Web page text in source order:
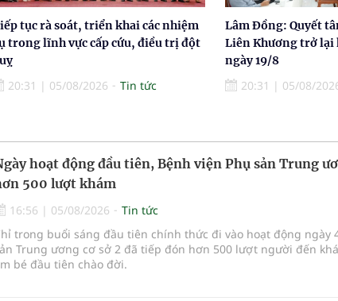
tục rà soát, triển khai các nhiệm
trong lĩnh vực cấp cứu, điều trị đột
20:31 | 05/08/2026 Tin tức
Lâm Đồng: Quyết
Liên Khương trở lại
ngày 19/8
20:31 | 05/08/
hoạt động đầu tiên, Bệnh viện Phụ sản Trung
500 lượt khám
16:56 | 05/08/2026
Tin tức
trong buổi sáng đầu tiên chính thức đi vào hoạt động ngày
Trung ương cơ sở 2 đã tiếp đón hơn 500 lượt người đến
bé đầu tiên chào đời.